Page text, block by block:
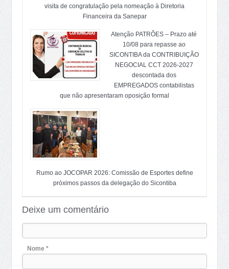
visita de congratulação pela nomeação à Diretoria
Financeira da Sanepar
Atenção PATRÕES – Prazo até
10/08 para repasse ao
SICONTIBA da CONTRIBUIÇÃO
NEGOCIAL CCT 2026-2027
descontada dos
EMPREGADOS contabilistas
que não apresentaram oposição formal
Rumo ao JOCOPAR 2026: Comissão de Esportes define
próximos passos da delegação do Sicontiba
Deixe um comentário
Nome *